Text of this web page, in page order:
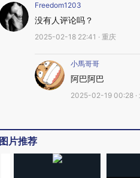
Freedom1203
没有人评论吗？
2025-02-18 22:41 · 重庆
小馬哥哥
阿巴阿巴
2025-02-19 00:28 ·
图片推荐